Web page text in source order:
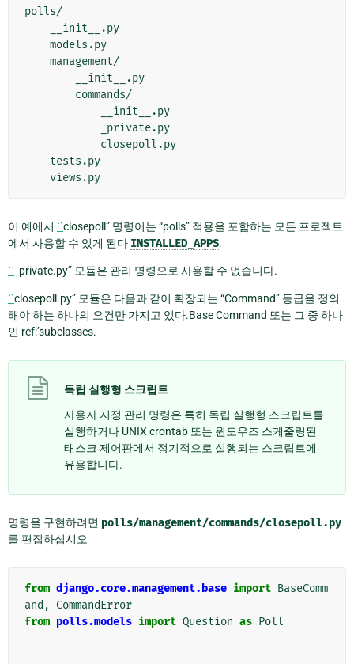
polls/
이 예에서 ``closepoll” 명령어는 “polls” 적용을 포함하는 모든 프로젝트
에서 사용할 수 있게 된다 INSTALLED_APPS.
`` _private.py” 모듈은 관리 명령으로 사용할 수 없습니다.
``closepoll.py” 모듈은 다음과 같이 확장되는 “Command” 등급을 정의
해야 하는 하나의 요건만 가지고 있다.Base Command 또는 그 중 하나
인 ref:’subclasses.
독립 실행형 스크립트
사용자 지정 관리 명령은 특히 독립 실행형 스크립트를
실행하거나 UNIX crontab 또는 윈도우즈 스케줄링된
태스크 제어판에서 정기적으로 실행되는 스크립트에
유용합니다.
명령을 구현하려면 polls/management/commands/closepoll.py
를 편집하십시오
from django.core.management.base import BaseComm
and ,
CommandError
from polls.models import Question as Poll